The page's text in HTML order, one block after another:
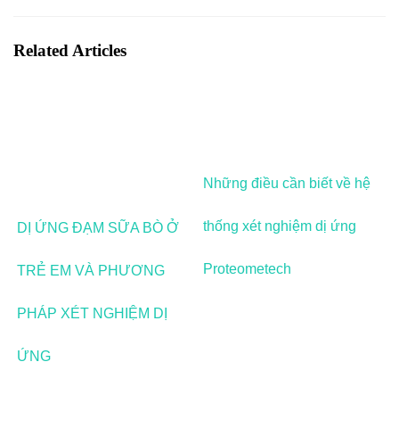
Related Articles
DỊ ỨNG ĐẠM SỮA BÒ Ở
TRẺ EM VÀ PHƯƠNG
PHÁP XÉT NGHIỆM DỊ
ỨNG
Những điều cần biết về hệ
thống xét nghiệm dị ứng
Proteometech